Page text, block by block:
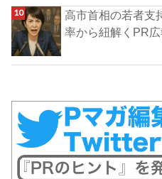
高市首相の若者支
率から紐解くPR